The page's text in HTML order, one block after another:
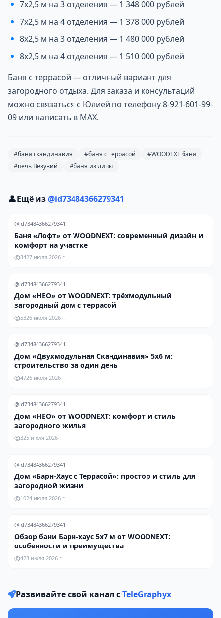
7х2,5 м на 3 отделения — 1 348 000 рублей
7х2,5 м на 4 отделения — 1 378 000 рублей
8х2,5 м на 3 отделения — 1 480 000 рублей
8х2,5 м на 4 отделения — 1 510 000 рублей
Баня с террасой — отличный вариант для
загородного отдыха. Для заказа и консультаций
можно связаться с Юлией по телефону 8-921-601-99-
09 или написать в MAX.
#баня скандинавия #баня с террасой
#WOODEXT баня
#печь Везувий
#баня из липы
👤Ещё из@id73484366279341
@id73484366279341
Баня «Лофт» от WOODNEXT: современный дизайн и
комфорт на участке
3427 июля 2026 г.
@id73484366279341
Дом «НЕО» от WOODNEXT: трёхмодульный
загородный дом с террасой
5326 июля 2026 г.
@id73484366279341
Дом «Двухмодульная Скандинавия» 5х6 м:
строительство за один день
4726 июля 2026 г.
@id73484366279341
Дом «НЕО» от WOODNEXT: комфорт и стиль
загородного жилья
325 июля 2026 г.
@id73484366279341
Дом «Барн-Хаус с Террасой»: простор и стиль для
загородной жизни
1024 июля 2026 г.
@id73484366279341
Обзор бани Барн-хаус 5х7 м от WOODNEXT:
особенности и преимущества
423 июля 2026 г.
Развивайте свой канал сTeleGraphyx